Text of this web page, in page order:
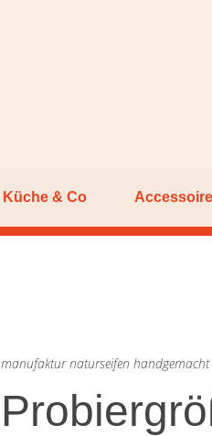
Küche & Co
manufaktur naturseifen handgemacht